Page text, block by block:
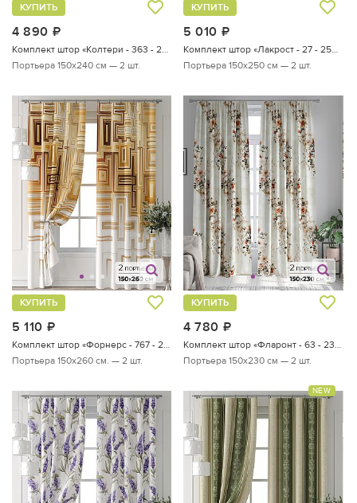
4 890
КУПИТЬ
Комплект штор «Колтери - 363 - 240 см»
Портьера 150х240 см — 2 шт.
5 010
КУПИТЬ
Комплект штор «Лакрост - 27 - 250 см»
Портьера 150х250 см — 2 шт.
5 110
КУПИТЬ
Комплект штор «Форнерс - 767 - 260 см»
Портьера 150х260 см. — 2 шт.
4 780
КУПИТЬ
Комплект штор «Фларонт - 63 - 230 см»
Портьера 150х230 см — 2 шт.
NEW